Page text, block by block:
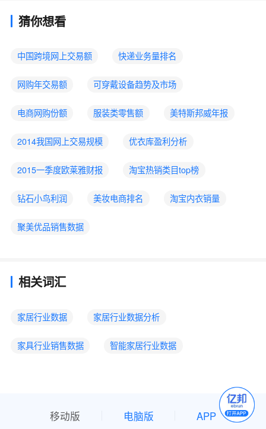
猜你想看
中国跨境网上交易额 快递业务量排名
网购年交易额 可穿戴设备趋势及市场
电商网购份额 服装类零售额 美特斯邦威年报
2014我国网上交易规模 优衣库盈利分析
2015一季度欧莱雅财报 淘宝热销类目top榜
钻石小鸟利润 美妆电商排名 淘宝内衣销量
聚美优品销售数据
相关词汇
家居行业数据 家居行业数据分析
家具行业销售数据 智能家居行业数据
移动版 电脑版 APP